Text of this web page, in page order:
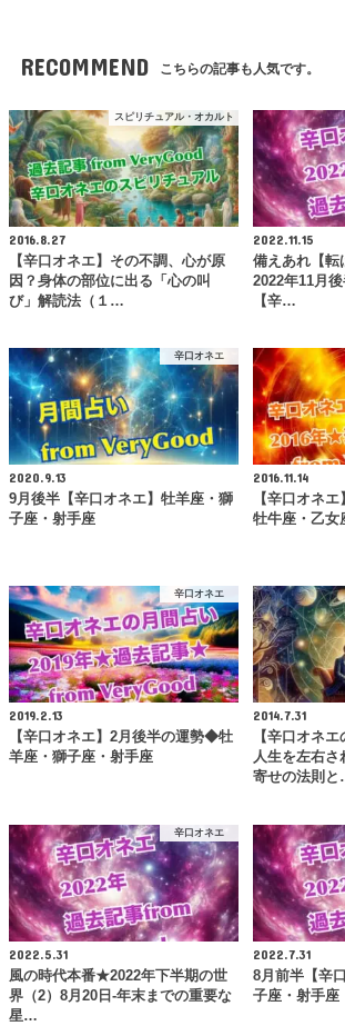
RECOMMEND こちらの記事も人気です。
スピリチュアル・オカルト
2016.8.27
【辛口オネエ】その不調、心が原
因？身体の部位に出る「心の叫
び」解読法（１…
2022.11.15
備えあれ【転
2022年11月
【辛…
辛口オネエ
2020.9.13
9月後半【辛口オネエ】牡羊座・獅
子座・射手座
2016.11.14
【辛口オネ
牡牛座・乙女
辛口オネエ
2019.2.13
【辛口オネエ】2月後半の運勢◆牡
羊座・獅子座・射手座
2014.7.31
【辛口オネ
人生を左右さ
寄せの法則
辛口オネエ
2022.5.31
風の時代本番★2022年下半期の世
界（2）8月20日-年末までの重要な
星…
2022.7.31
8月前半【辛
子座・射手座